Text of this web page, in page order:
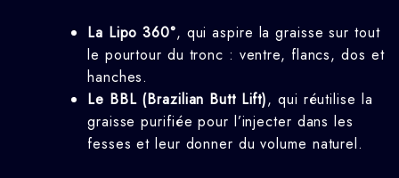
La Lipo 360°, qui aspire la graisse sur tout
le pourtour du tronc : ventre, flancs, dos et
hanches.
Le BBL (Brazilian Butt Lift), qui réutilise la
graisse purifiée pour l’injecter dans les
fesses et leur donner du volume naturel.